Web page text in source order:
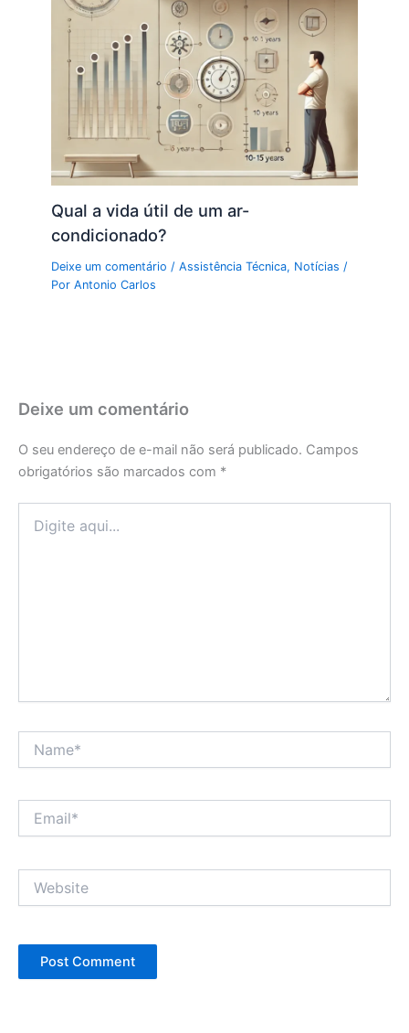
Qual a vida útil de um ar-
condicionado?
Deixe um comentário /Assistência Técnica, Notícias /
PorAntonio Carlos
Deixe um comentário
O seu endereço de e-mail não será publicado. Campos
obrigatórios são marcados com *
aqui...